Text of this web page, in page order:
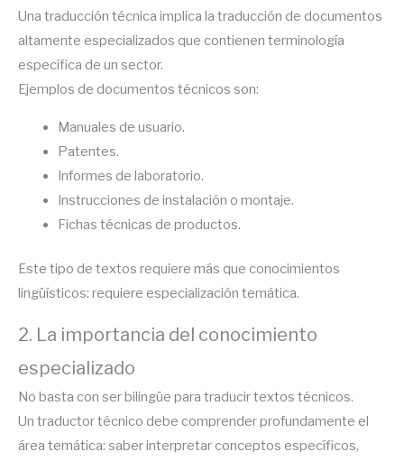
Una traducción técnica implica la traducción de documentos
altamente especializados que contienen terminología
específica de un sector.
Ejemplos de documentos técnicos son:
Manuales de usuario.
Patentes.
Informes de laboratorio.
Instrucciones de instalación o montaje.
Fichas técnicas de productos.
Este tipo de textos requiere más que conocimientos
lingüísticos: requiere especialización temática.
2. La importancia del conocimiento
especializado
No basta con ser bilingüe para traducir textos técnicos.
Un traductor técnico debe comprender profundamente el
área temática: saber interpretar conceptos específicos,